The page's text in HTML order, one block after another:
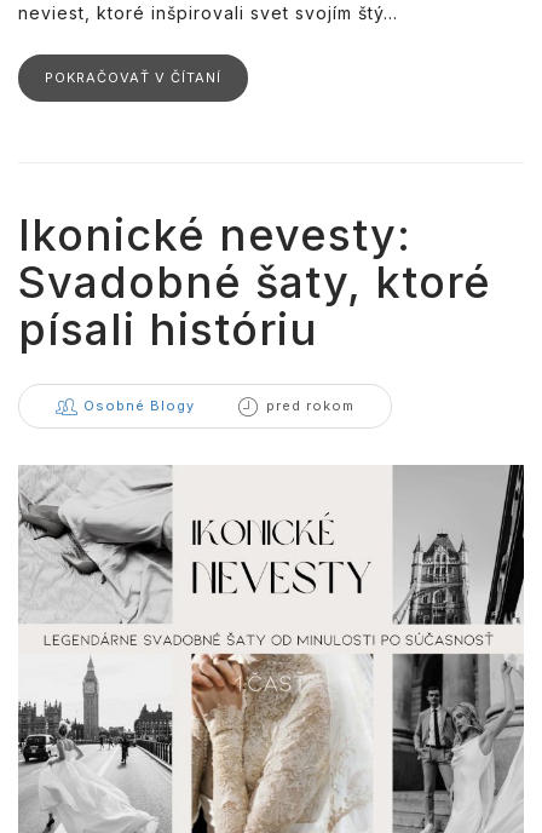
neviest, ktoré inšpirovali svet svojím štý...
POKRAČOVAŤ V ČÍTANÍ
Ikonické nevesty:
Svadobné šaty, ktoré
písali históriu
Osobné Blogy pred rokom